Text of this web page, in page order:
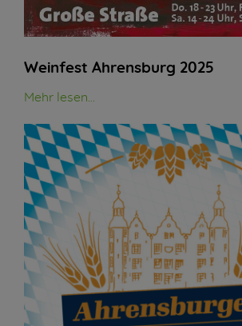
Weinfest Ahrensburg 2025
Mehr lesen...